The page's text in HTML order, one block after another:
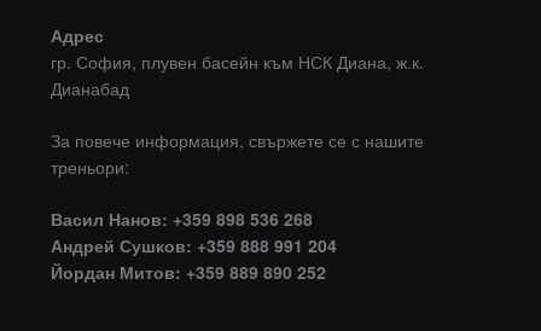
Адрес
гр. София, плувен басейн към НСК Диана, ж.к.
Дианабад
За повече информация, свържете се с нашите
треньори:
Васил Нанов: +359 898 536 268
Андрей Сушков: +359 888 991 204
Йордан Митов: +359 889 890 252